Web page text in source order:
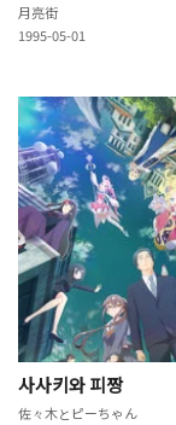
月亮街
1995-05-01
사사키와 피짱
佐々木とピーちゃん